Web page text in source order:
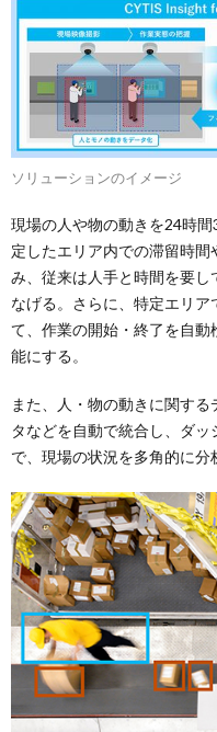
ソリューションのイメージ
現場の人や物の動きを24時
定したエリア内での滞留時
み、従来は人手と時間を要
なげる。さらに、特定エリ
て、作業の開始・終了を自
能にする。
また、人・物の動きに関す
タなどを自動で統合し、ダ
で、現場の状況を多角的に分